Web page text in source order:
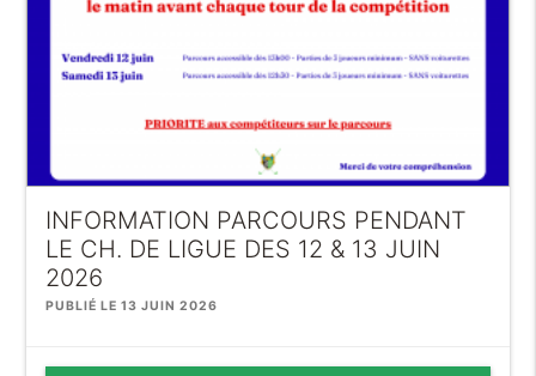
INFORMATION PARCOURS PENDANT
LE CH. DE LIGUE DES 12 & 13 JUIN
2026
PUBLIÉ LE 13 JUIN 2026